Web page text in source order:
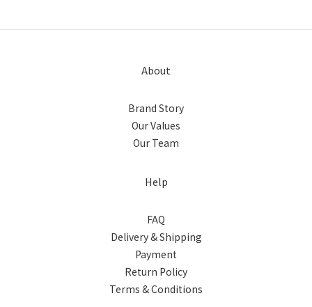
About
Brand Story
Our Values
Our Team
Help
FAQ
Delivery & Shipping
Payment
Return Policy
Terms & Conditions